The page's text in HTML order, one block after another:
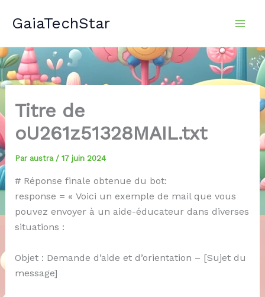
GaiaTechStar
Titre de
oU261z51328MAIL.txt
Par austra / 17 juin 2024
# Réponse finale obtenue du bot:
response = « Voici un exemple de mail que vous
pouvez envoyer à un aide-éducateur dans diverses
situations :
Objet : Demande d’aide et d’orientation – [Sujet du
message]